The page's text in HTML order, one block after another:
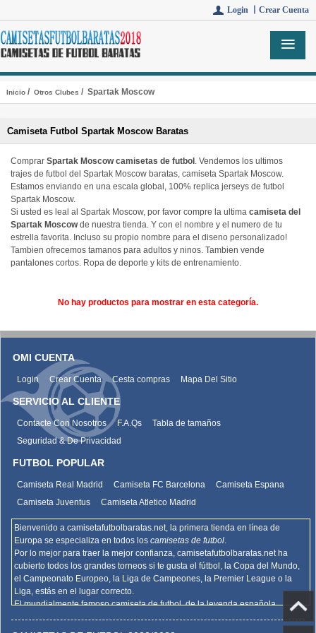
Login 丨 Crear Cuenta
Inicio/ Otros Clubes / Spartak Moscow
Camiseta Futbol Spartak Moscow Baratas
Comprar Spartak Moscow camisetas de futbol . Vendemos los ultimos
trajes de futbol del Spartak Moscow baratas, camiseta Spartak Moscow.
Estamos enviando en una escala global, 100% replica jerseys de futbol
Spartak Moscow.
Si usted es leal al Spartak Moscow, por favor compre la ultima camiseta del
Spartak Moscowde nuestra tienda. Y con el nombre y el numero de tu
estrella favorita. Incluso su propio nombre para el diseno personalizado!
Tambien ofrecemos tamanos para adultos y ninos. Tambien vende
pantalones cortos. Ropa de deporte y kits de entrenamiento.
No hay productos para mostrar en esta categoría.
OMI CUENTA
Login Crear Cuenta Cesta compras Mapa Del Sitio
SERVICIO AL CLIENTE
Contacte Con Nosotros F.A.Qs
Tabla de tamaños
Seguridad & De Privacidad
FUTBOL POPULAR
Camiseta Real Madrid Camiseta FC Barcelona
Camiseta Espana
Camiseta Juventus
Camiseta Atletico Madrid
Bienvenido a camisetafutbolbaratas.net, la primera tienda en línea de
Europa se especializa en todos los camisetas de futbol.
Por lo mejor para traer la mejor confianza, camisetafutbolbaratas.netha
cubierto todos los grandes torneos si te gusta el fútbol, la Copa del Mundo,
el Campeonato Europeo, la Liga de Campeones, la Premier League o la
Liga, estás en el lugar correcto.
El mundialmente famoso camiseta de futbol, de la leyenda española